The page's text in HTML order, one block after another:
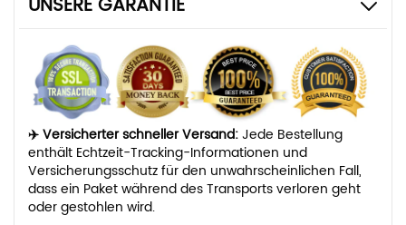
UNSERE GARANTIE
✈️ Versicherter schneller Versand:Jede Bestellung
enthält Echtzeit-Tracking-Informationen und
Versicherungsschutz für den unwahrscheinlichen Fall,
dass ein Paket während des Transports verloren geht
oder gestohlen wird.